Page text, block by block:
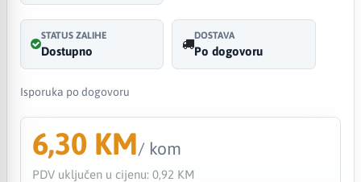
STATUS ZALIHE
Dostupno
DOSTAVA
Po dogovoru
Isporuka po dogovoru
6,30 KM/ kom
PDV uključen u cijenu: 0,92 KM